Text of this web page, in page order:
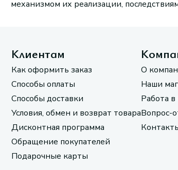
механизмом их реализации,
Клиентам
Как оформить заказ
Способы оплаты
Способы доставки
Условия, обмен и возврат товара
Дисконтная программа
Обращение покупателей
Подарочные карты
О
Наши
Работа
Вопрос-